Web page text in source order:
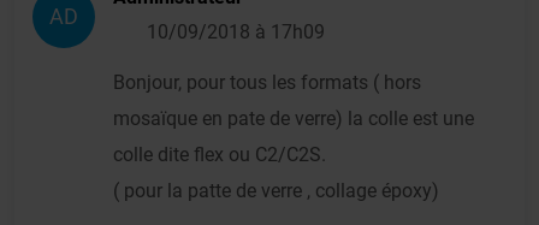
AD
10/09/2018 à 17h09
Bonjour, pour tous les formats ( hors
mosaïque en pate de verre) la colle est une
colle dite flex ou C2/C2S.
( pour la patte de verre , collage époxy)